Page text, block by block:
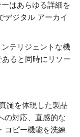
はあらゆる詳細を
デジタル アーカイ
テリジェントな機
ると同時にリソー
髄を体現した製品
の対応、直感的な
コピー機能を洗練